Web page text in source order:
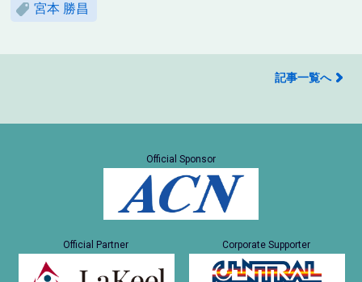
宮本 勝昌
記事一覧へ
Official Sponsor
Official Partner Corporate Supporter